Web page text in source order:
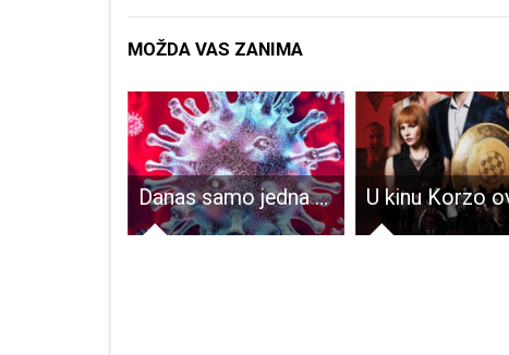
MOŽDA VAS ZANIMA
Danas samo jedna novooboljela osoba od COVID-19